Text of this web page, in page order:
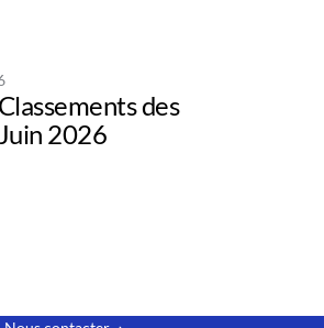
des
2026